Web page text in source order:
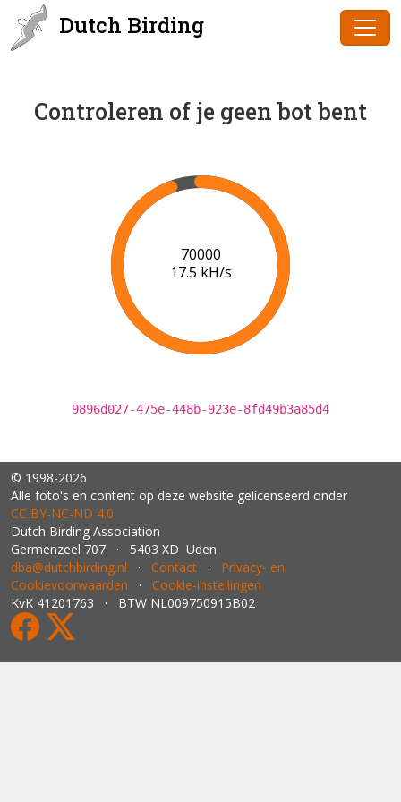
Dutch Birding
Controleren of je geen bot bent
72000
17.6 kH/s
9896d027-475e-448b-923e-8fd49b3a85d4
© 1998-2026
Alle foto's en content op deze website gelicenseerd onder
CC BY‑NC‑ND 4.0
Dutch Birding Association
Germenzeel 707 · 5403 XD Uden
dba@dutchbirding.nl · Contact · Privacy- en
Cookievoorwaarden · Cookie-instellingen
KvK 41201763 · BTW NL009750915B02